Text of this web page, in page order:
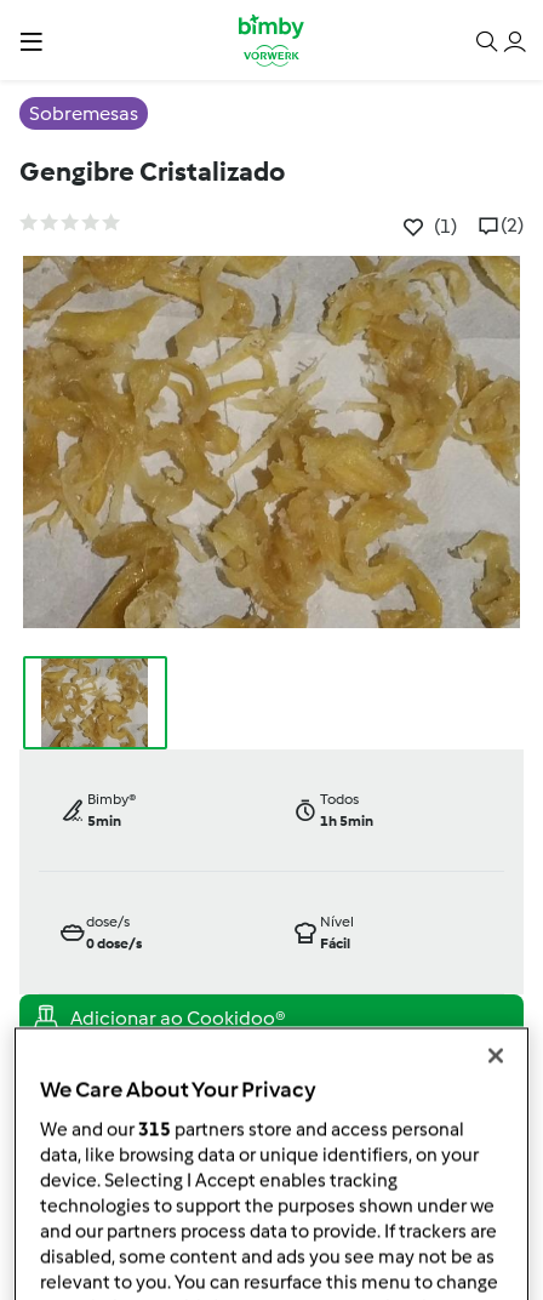
Sobremesas
Gengibre Cristalizado
(1) (2)
Bimby®
5min
Todos
1h 5min
dose/s
0dose/s
Nível
Fácil
porGast
alterado: 03.11.2016
Adicionar às minhas coleções
Partilhar receita
Criar uma variante
We Care About Your Privacy
We and our315 partners store and access personal
data, like browsing data or unique identifiers, on your
device. Selecting I Accept enables tracking
technologies to support the purposes shown under we
and our partners process data to provide. If trackers are
disabled, some content and ads you see may not be as
relevant to you. You can resurface this menu to change